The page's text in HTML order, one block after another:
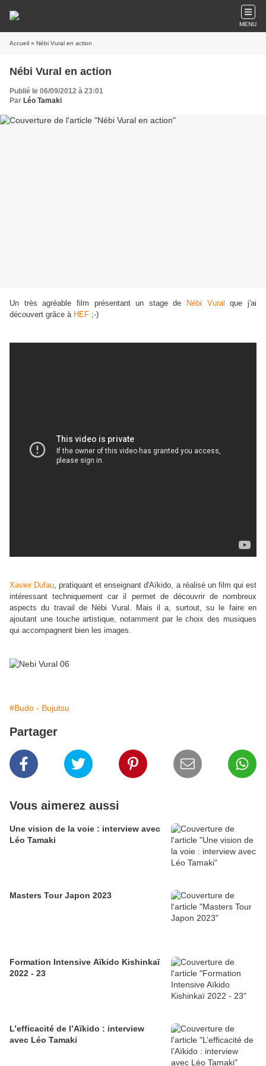
MENU
Accueil » Nébi Vural en action
Nébi Vural en action
Publié le 06/09/2012 à 23:01
Par Léo Tamaki
Un très agréable film présentant un stage de Nébi Vural
que j'ai
découvert grâce à HEF ;-)
Xavier Dufau, pratiquant et enseignant d'Aïkido, a réalisé un film qui est
intéressant techniquement car il permet de découvrir de nombreux
aspects du travail de Nébi Vural. Mais il a, surtout, su le faire en
ajoutant une touche artistique, notamment par le choix des musiques
qui accompagnent bien les images.
#Budo - Bujutsu
Partager
Vous aimerez aussi
Une vision de la voie : interview avec
Léo Tamaki
Masters Tour Japon 2023
Formation Intensive Aïkido Kishinkaï
2022 - 23
L’efficacité de l’Aïkido : interview
avec Léo Tamaki